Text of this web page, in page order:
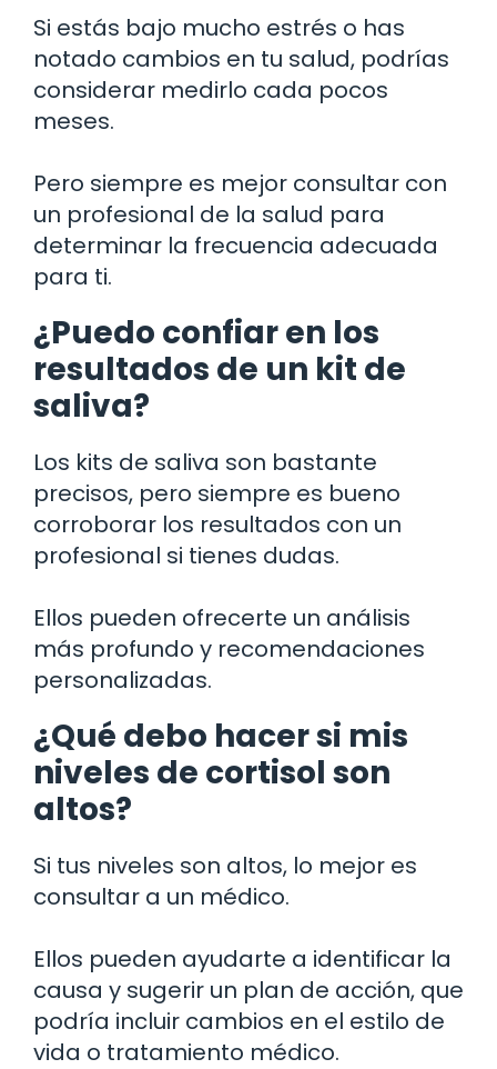
Si estás bajo mucho estrés o has
notado cambios en tu salud, podrías
considerar medirlo cada pocos
meses.
Pero siempre es mejor consultar con
un profesional de la salud para
determinar la frecuencia adecuada
para ti.
¿Puedo confiar en los
resultados de un kit de
saliva?
Los kits de saliva son bastante
precisos, pero siempre es bueno
corroborar los resultados con un
profesional si tienes dudas.
Ellos pueden ofrecerte un análisis
más profundo y recomendaciones
personalizadas.
¿Qué debo hacer si mis
niveles de cortisol son
altos?
Si tus niveles son altos, lo mejor es
consultar a un médico.
Ellos pueden ayudarte a identificar la
causa y sugerir un plan de acción, que
podría incluir cambios en el estilo de
vida o tratamiento médico.